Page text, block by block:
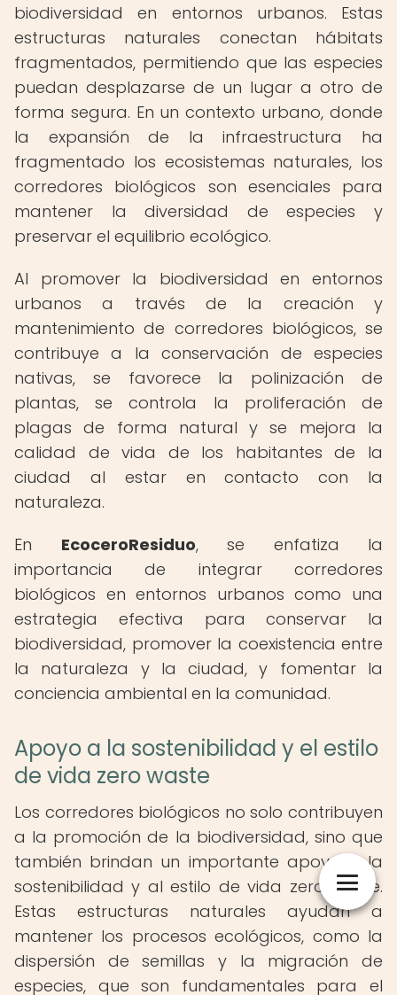
biodiversidad en entornos urbanos. Estas
estructuras naturales conectan hábitats
fragmentados, permitiendo que las especies
puedan desplazarse de un lugar a otro de
forma segura. En un contexto urbano, donde
la expansión de la infraestructura ha
fragmentado los ecosistemas naturales, los
corredores biológicos son esenciales para
mantener la diversidad de especies y
preservar el equilibrio ecológico.
Al promover la biodiversidad en entornos
urbanos a través de la creación y
mantenimiento de corredores biológicos, se
contribuye a la conservación de especies
nativas, se favorece la polinización de
plantas, se controla la proliferación de
plagas de forma natural y se mejora la
calidad de vida de los habitantes de la
ciudad al estar en contacto con la
naturaleza.
En EcoceroResiduo, se enfatiza la
importancia de integrar corredores
biológicos en entornos urbanos como una
estrategia efectiva para conservar la
biodiversidad, promover la coexistencia entre
la naturaleza y la ciudad, y fomentar la
conciencia ambiental en la comunidad.
Apoyo a la sostenibilidad y el estilo
de vida zero waste
Los corredores biológicos no solo contribuyen
a la promoción de la biodiversidad, sino que
también brindan un importante apoyo a la
sostenibilidad y al estilo de vida zero waste.
Estas estructuras naturales ayudan a
mantener los procesos ecológicos, como la
dispersión de semillas y la migración de
especies, que son fundamentales para el